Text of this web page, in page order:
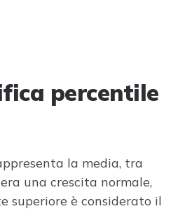
percentile
la media, tra
una crescita normale,
superiore è considerato il